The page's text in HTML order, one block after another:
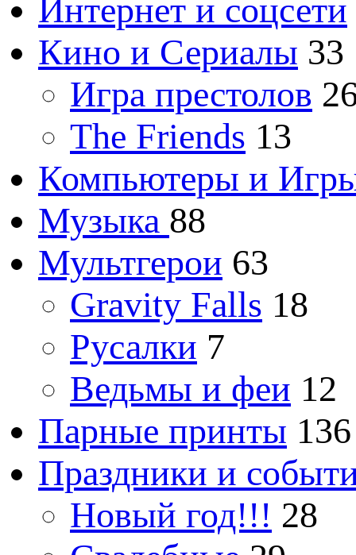
Интернет и соцсети
Кино и Сериалы 33
Игра престолов
The Friends 13
Компьютеры и
Музыка 88
Мультгерои 63
Gravity Falls 18
Русалки 7
Ведьмы и феи 12
Парные принты 136
Праздники и
Новый год!!! 28